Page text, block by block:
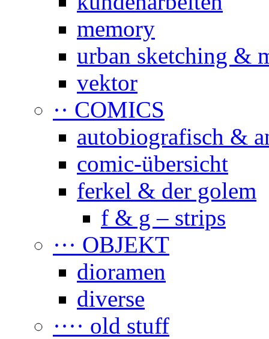
memory
urban sketching &
vektor
·· COMICS
autobiografisch &
comic-übersicht
ferkel & der golem
f & g – strips
··· OBJEKT
dioramen
diverse
···· old stuff